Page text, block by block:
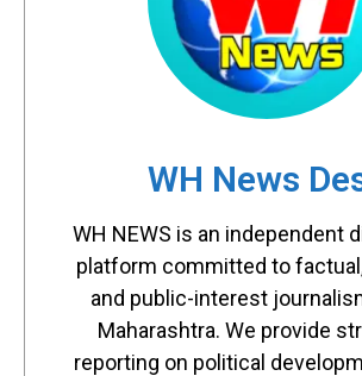
WH News
WH NEWS is an independent
platform committed to
and public-interest
Maharashtra. We provide
reporting on political